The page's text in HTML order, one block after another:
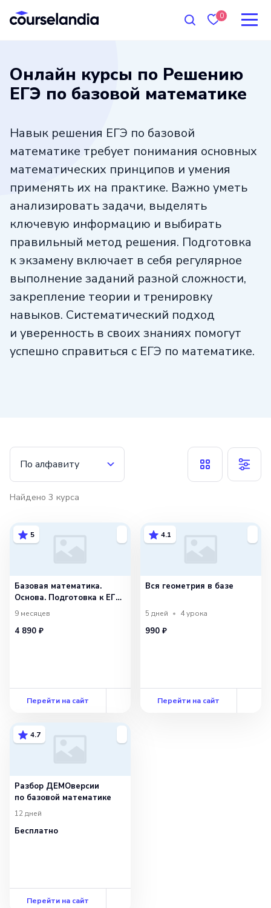
0
Онлайн курсы по Решению
ЕГЭ по базовой математике
Навык решения ЕГЭ по базовой
математике требует понимания основных
математических принципов и умения
применять их на практике. Важно уметь
анализировать задачи, выделять
ключевую информацию и выбирать
правильный метод решения. Подготовка
к экзамену включает в себя регулярное
выполнение заданий разной сложности,
закрепление теории и тренировку
навыков. Систематический подход
и уверенность в своих знаниях помогут
успешно справиться с ЕГЭ по математике.
По алфавиту
Найдено 3 курса
5
Базовая математика.
Основа. Подготовка к ЕГЭ
2027 с сентября
9 месяцев
4 890 ₽
Перейти на сайт
4.1
Вся геометрия в базе
5 дней 4урока
990 ₽
Перейти на сайт
4.7
Разбор ДЕМОверсии
по базовой математике
12 дней
Бесплатно
Перейти на сайт